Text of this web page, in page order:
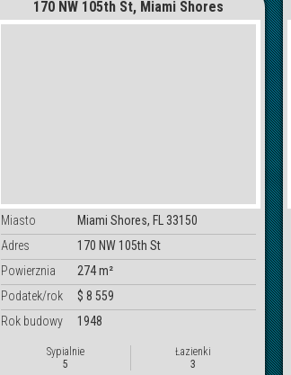
170 NW 105th St, Miami Shores
Miasto
Miami Shores, FL 33150
Adres
170 NW 105th St
Powierznia
274 m²
Podatek/rok
$ 8 559
Rok budowy
1948
Sypialnie
5
Łazienki
3